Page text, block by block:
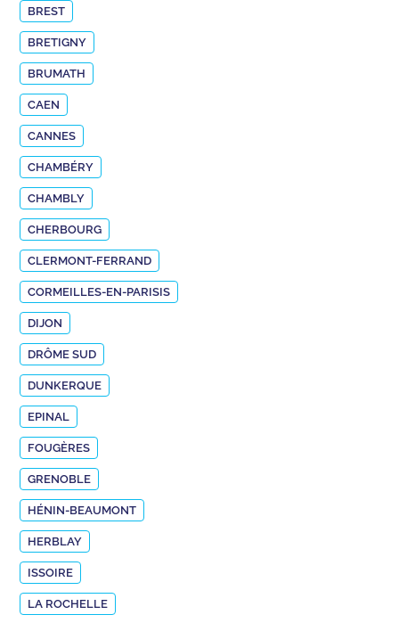
BREST
BRETIGNY
BRUMATH
CAEN
CANNES
CHAMBÉRY
CHAMBLY
CHERBOURG
CLERMONT-FERRAND
CORMEILLES-EN-PARISIS
DIJON
DRÔME SUD
DUNKERQUE
EPINAL
FOUGÈRES
GRENOBLE
HÉNIN-BEAUMONT
HERBLAY
ISSOIRE
LA ROCHELLE